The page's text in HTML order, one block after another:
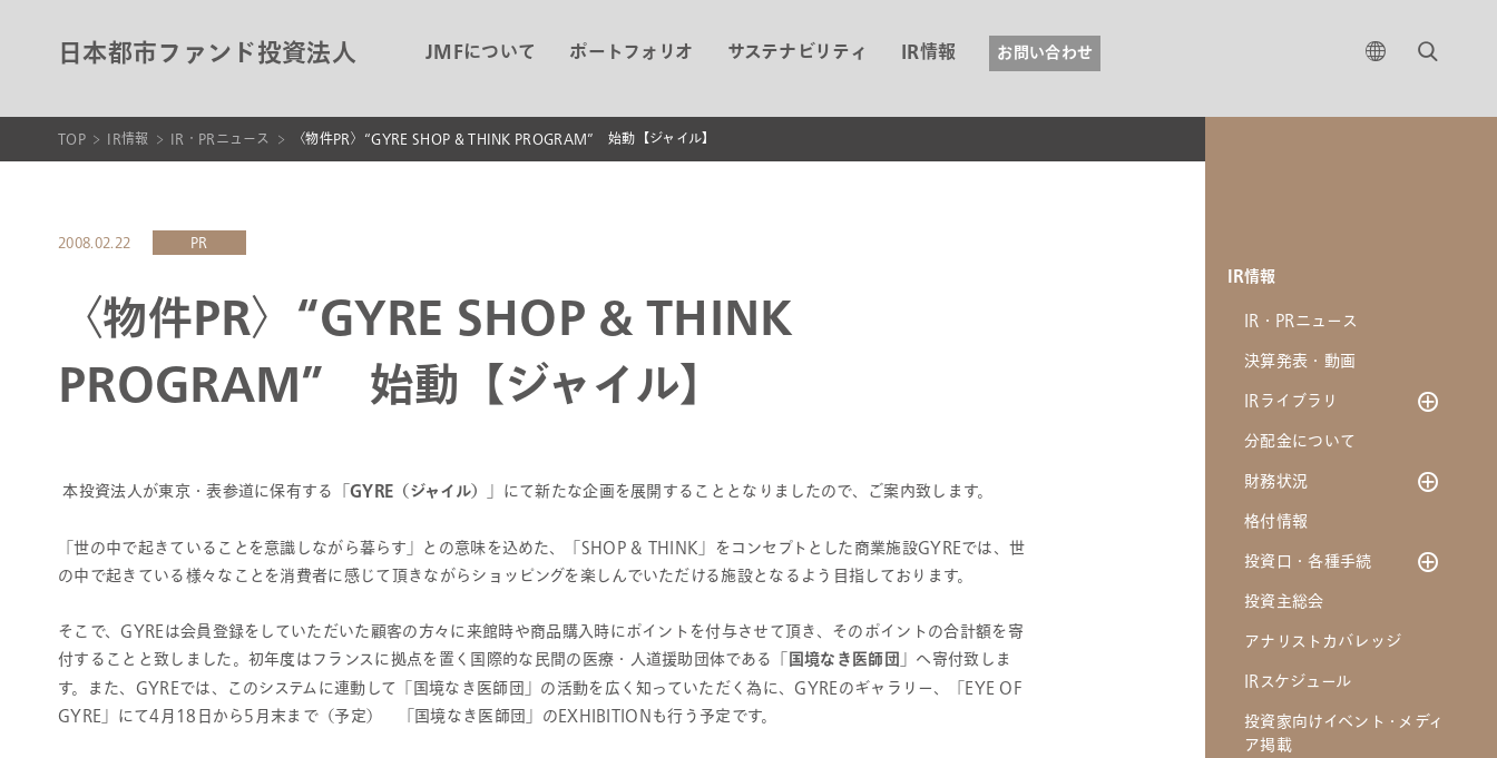
日本都市ファンド投資法人 JMFについて ポートフォリオ サステナビリティ IR情報 お問い合わせ
TOP IR情報 IR・PRニュース 〈物件PR〉“GYRE SHOP & THINK PROGRAM” 始動【ジャイル】
2008.02.22 PR
〈物件PR〉“GYRE SHOP & THINK
PROGRAM” 始動【ジャイル】
本投資法人が東京・表参道に保有する「GYRE（ジャイル）」にて新たな企画を展開することとなりましたので、ご案内致します。
「世の中で起きていることを意識しながら暮らす」との意味を込めた、「SHOP & THINK」をコンセプトとした商業施設GYREでは、世
の中で起きている様々なことを消費者に感じて頂きながらショッピングを楽しんでいただける施設となるよう目指しております。
そこで、GYREは会員登録をしていただいた顧客の方々に来館時や商品購入時にポイントを付与させて頂き、そのポイントの合計額を寄
付することと致しました。初年度はフランスに拠点を置く国際的な民間の医療・人道援助団体である「国境なき医師団 」へ寄付致しま
す。また、GYREでは、このシステムに連動して「国境なき医師団」の活動を広く知っていただく為に、GYREのギャラリー、「EYE OF
GYRE」にて4月18日から5月末まで（予定） 「国境なき医師団」のEXHIBITIONも行う予定です。
IR情報
IR・PRニュース
決算発表・動画
IRライブラリ
IRライブラリ一覧
臨時報告書関連書類
有価証券届出書関連書
類
発行登録書関連書類
（投資法人債券）
発行登録書関連書類
（投資証券）
不動産投資信託証券の
発行者 等の運用体制等
分配金について
財務状況
財務ハイライト
負債の概要
借入金・投資法人債の
状況
格付情報
投資口・各種手続
投資口及び主な投資主
に関する情報
名義書換について
投資主・投資法人債権
者の権利
投資主総会
アナリストカバレッジ
IRスケジュール
投資家向けイベント・メディ
ア掲載